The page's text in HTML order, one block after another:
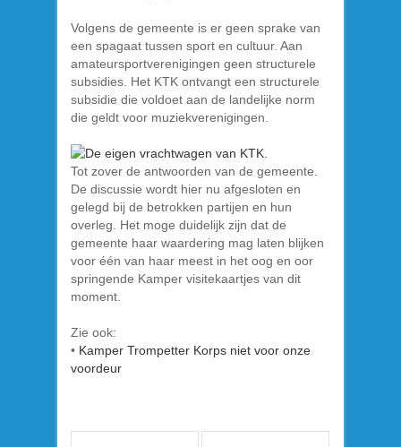
Volgens de gemeente is er geen sprake van
een spagaat tussen sport en cultuur. Aan
amateursportverenigingen geen structurele
subsidies. Het KTK ontvangt een structurele
subsidie die voldoet aan de landelijke norm
die geldt voor muziekverenigingen.
Tot zover de antwoorden van de gemeente.
De discussie wordt hier nu afgesloten en
gelegd bij de betrokken partijen en hun
overleg. Het moge duidelijk zijn dat de
gemeente haar waardering mag laten blijken
voor één van haar meest in het oog en oor
springende Kamper visitekaartjes van dit
moment.
Zie ook:
• Kamper Trompetter Korps niet voor onze
voordeur